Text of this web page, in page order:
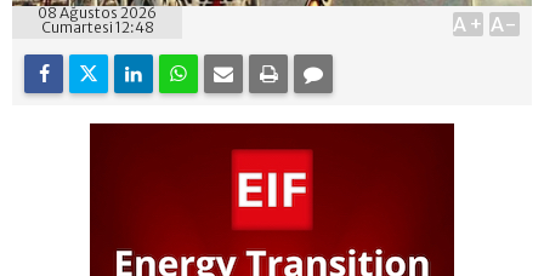
08 Ağustos 2026
Cumartesi 12:48
A+ A-